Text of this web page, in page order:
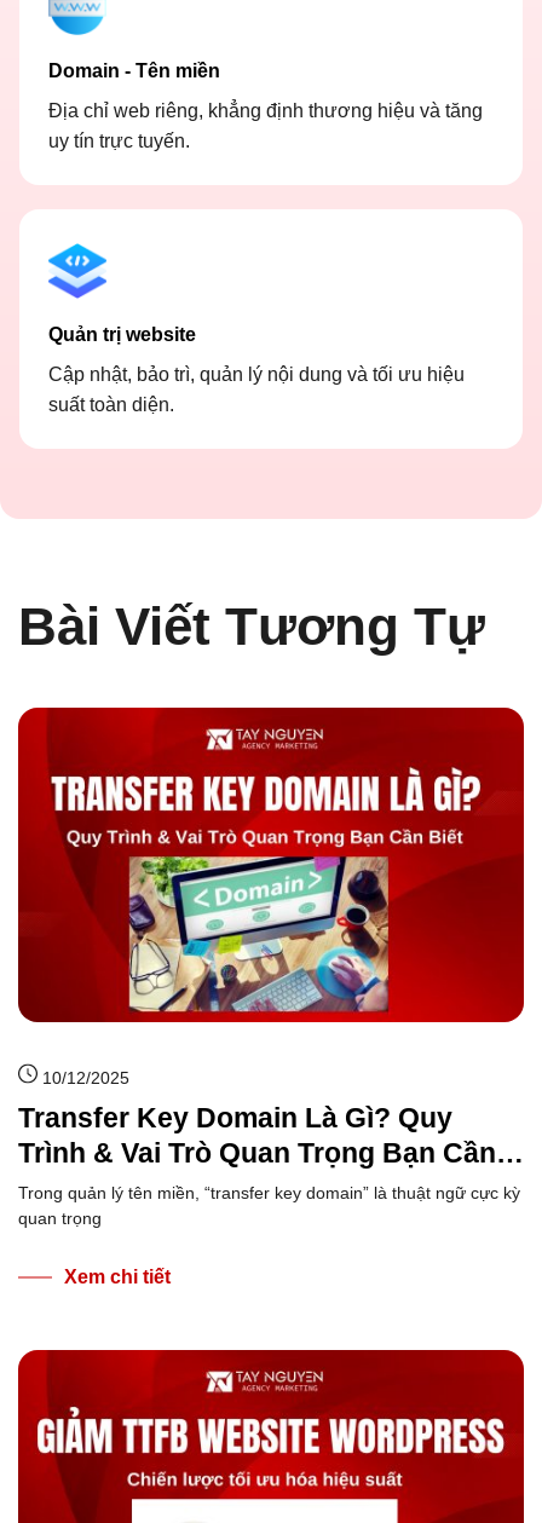
Domain - Tên miền
Địa chỉ web riêng, khẳng định thương hiệu và tăng
uy tín trực tuyến.
Quản trị website
Cập nhật, bảo trì, quản lý nội dung và tối ưu hiệu
suất toàn diện.
Bài Viết Tương Tự
10/12/2025
Transfer Key Domain Là Gì? Quy
Trình & Vai Trò Quan Trọng Bạn Cần
Biết
Trong quản lý tên miền, “transfer key domain” là thuật ngữ cực kỳ
quan trọng
Xem chi tiết